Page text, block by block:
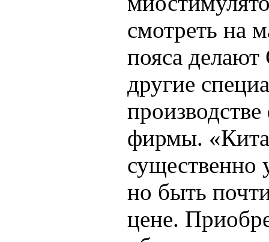
смотреть на
пояса делают
другие
фирмы.
существенно
но быть
цене.